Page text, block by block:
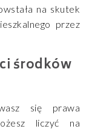
na skutek
przez
środków
się prawa
liczyć na